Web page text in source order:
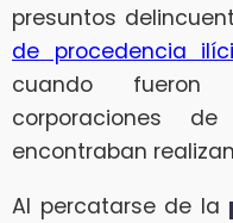
presuntos
de procedencia
cuando fueron
corporaciones
encontraban
Al percatarse de la